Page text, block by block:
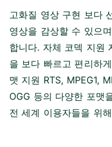
고화질 영상 구현 보다
영상을 감상할 수 있으
합니다. 자체 코덱 지원
을 보다 빠르고 편리하
맷 지원 RTS, MPEG1,
OGG 등의 다양한 포맷
전 세계 이용자들을 위